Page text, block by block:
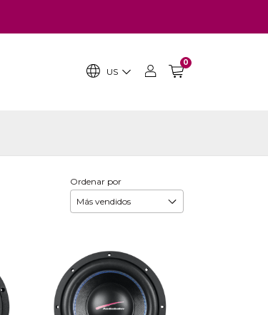
US
0
Ordenar por